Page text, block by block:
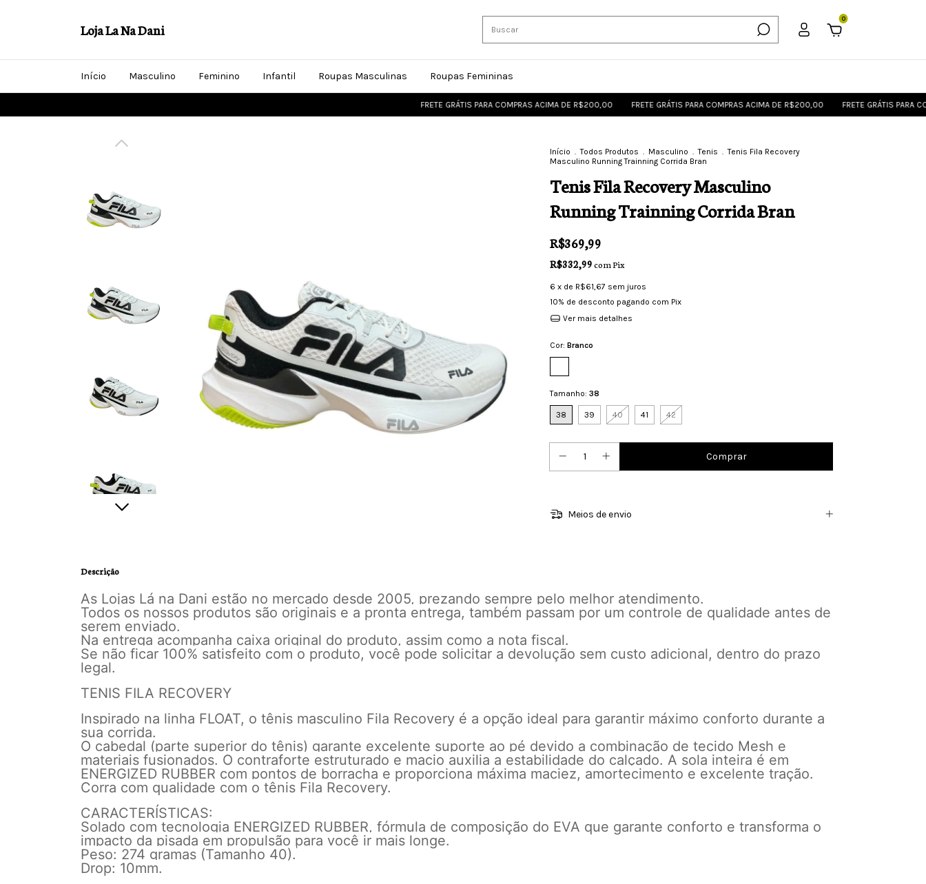
Loja La Na Dani
0
Início Masculino Feminino Infantil Roupas Masculinas Roupas Femininas
FRETE GRÁTIS PARA COMPRAS ACIMA DE R$200,00 FRETE GRÁTIS PARA COMPRAS ACIMA DE R$200,00 FRETE GRÁTIS PARA
Início . Todos Produtos . Masculino . Tenis . Tenis Fila Recovery
Masculino Running Trainning Corrida Bran
Tenis Fila Recovery Masculino
Running Trainning Corrida Bran
R$369,99
R$332,99comPix
6 x de R$61,67 sem juros
10% de desconto pagando com Pix
Ver mais detalhes
Cor: Branco
Tamanho: 38
38 39 40 41 42
Meios de envio
Descrição
As Lojas Lá na Dani estão no mercado desde 2005, prezando sempre pelo melhor atendimento.
Todos os nossos produtos são originais e a pronta entrega, também passam por um controle de qualidade antes de
serem enviado.
Na entrega acompanha caixa original do produto, assim como a nota fiscal.
Se não ficar 100% satisfeito com o produto, você pode solicitar a devolução sem custo adicional, dentro do prazo
legal.
TENIS FILA RECOVERY
Inspirado na linha FLOAT, o tênis masculino Fila Recovery é a opção ideal para garantir máximo conforto durante a
sua corrida.
O cabedal (parte superior do tênis) garante excelente suporte ao pé devido a combinação de tecido Mesh e
materiais fusionados. O contraforte estruturado e macio auxilia a estabilidade do calçado. A sola inteira é em
ENERGIZED RUBBER com pontos de borracha e proporciona máxima maciez, amortecimento e excelente tração.
Corra com qualidade com o tênis Fila Recovery.
CARACTERÍSTICAS:
Solado com tecnologia ENERGIZED RUBBER, fórmula de composição do EVA que garante conforto e transforma o
impacto da pisada em propulsão para você ir mais longe.
Peso: 274 gramas (Tamanho 40).
Drop: 10mm.